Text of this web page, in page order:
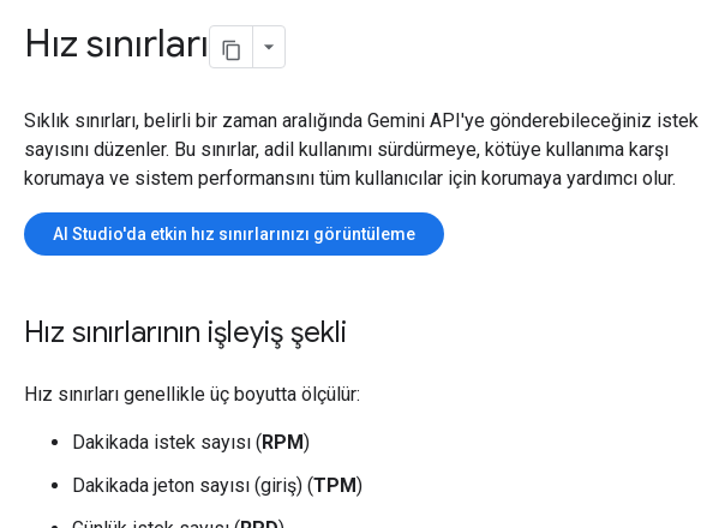
Hız sınırları
Sıklık sınırları, belirli bir zaman aralığında Gemini API'ye gönderebileceğiniz istek
sayısını düzenler. Bu sınırlar, adil kullanımı sürdürmeye, kötüye kullanıma karşı
korumaya ve sistem performansını tüm kullanıcılar için korumaya yardımcı olur.
AI Studio'da etkin hız sınırlarınızı görüntüleme
Hız sınırlarının işleyiş şekli
Hız sınırları genellikle üç boyutta ölçülür:
Dakikada istek sayısı (RPM)
Dakikada jeton sayısı (giriş) (TPM)